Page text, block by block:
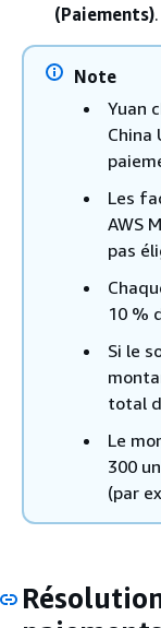
(Paiements).
Note
Yuan
China
Les
AWS
pas
10 %
Si le
total
Le
300
(par